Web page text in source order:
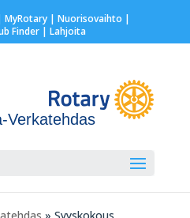
MyRotary | Nuorisovaihto |
Finder| Lahjoita
Verkatehdas